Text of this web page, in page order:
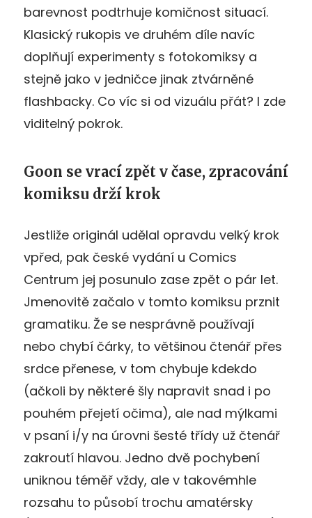
barevnost podtrhuje komičnost situací.
Klasický rukopis ve druhém díle navíc
doplňují experimenty s fotokomiksy a
stejně jako v jedničce jinak ztvárněné
flashbacky. Co víc si od vizuálu přát? I zde
viditelný pokrok.
Goon se vrací zpět v čase, zpracování
komiksu drží krok
Jestliže originál udělal opravdu velký krok
vpřed, pak české vydání u Comics
Centrum jej posunulo zase zpět o pár let.
Jmenovitě začalo v tomto komiksu prznit
gramatiku. Že se nesprávně používají
nebo chybí čárky, to většinou čtenář přes
srdce přenese, v tom chybuje kdekdo
(ačkoli by některé šly napravit snad i po
pouhém přejetí očima), ale nad mýlkami
v psaní i/y na úrovni šesté třídy už čtenář
zakroutí hlavou. Jedno dvě pochybení
uniknou téměř vždy, ale v takovémhle
rozsahu to působí trochu amatérsky